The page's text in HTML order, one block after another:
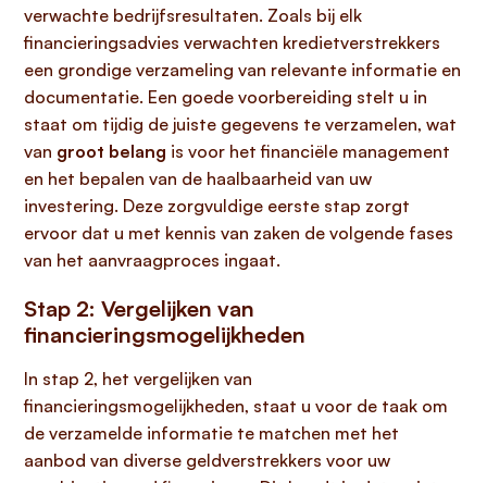
verwachte bedrijfsresultaten. Zoals bij elk
financieringsadvies verwachten kredietverstrekkers
een grondige verzameling van relevante informatie en
documentatie. Een goede voorbereiding stelt u in
staat om tijdig de juiste gegevens te verzamelen, wat
van groot belang is voor het financiële management
en het bepalen van de haalbaarheid van uw
investering. Deze zorgvuldige eerste stap zorgt
ervoor dat u met kennis van zaken de volgende fases
van het aanvraagproces ingaat.
Stap 2: Vergelijken van
financieringsmogelijkheden
In stap 2, het vergelijken van
financieringsmogelijkheden, staat u voor de taak om
de verzamelde informatie te matchen met het
aanbod van diverse geldverstrekkers voor uw